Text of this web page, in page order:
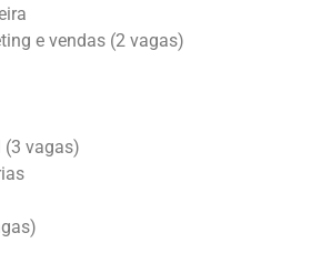
e vendas (2 vagas)
(3 vagas)